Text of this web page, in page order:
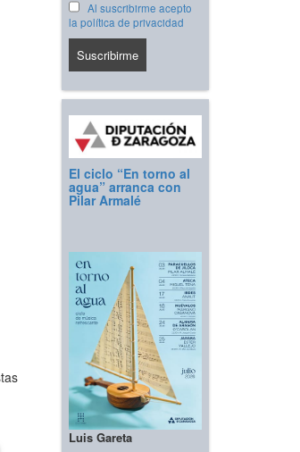
Al suscribirme acepto
la política de privacidad
El ciclo “En torno al
agua” arranca con
Pilar Armalé
Luis Gareta